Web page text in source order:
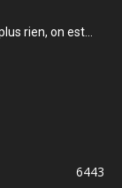
rien, on est...
6443